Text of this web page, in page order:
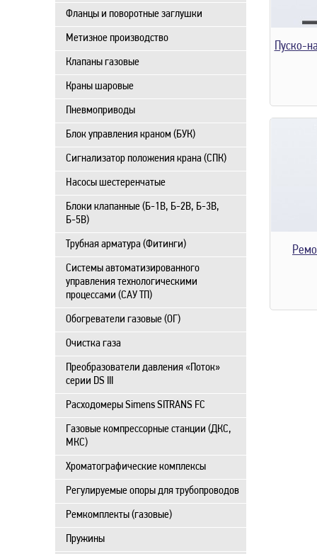
Фланцы и поворотные заглушки
Метизное производство
Клапаны газовые
Краны шаровые
Пневмоприводы
Блок управления краном (БУК)
Сигнализатор положения крана (СПК)
Насосы шестеренчатые
Блоки клапанные (Б-1В, Б-2В, Б-3В,
Б-5В)
Трубная арматура (Фитинги)
Системы автоматизированного
управления технологическими
процессами (САУ ТП)
Обогреватели газовые (ОГ)
Очистка газа
Преобразователи давления «Поток»
серии DS III
Расходомеры Simens SITRANS FC
Газовые компрессорные станции (ДКС,
МКС)
Хроматографические комплексы
Регулируемые опоры для трубопроводов
Ремкомплекты (газовые)
Пружины
Пуско-